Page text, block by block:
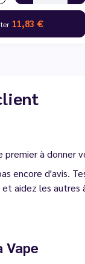
11,83 €
premier à donner
encore d'avis.
aidez les autres
Vape